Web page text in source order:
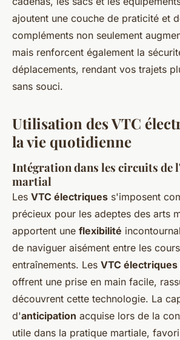
ajoutent une couche de praticité et
compléments non seulement
mais renforcent également la
déplacements, rendant vos trajets
sans souci.
Utilisation des VTC
la vie quotidienne
Intégration dans les circuits de
martial
Les VTC électriques s'imposent
précieux pour les adeptes des arts
apportent une flexibilité
de naviguer aisément entre les
entraînements. Les VTC
offrent une prise en main facile,
découvrent cette technologie. La
d'anticipation acquise lors de la
utile dans la pratique martiale,